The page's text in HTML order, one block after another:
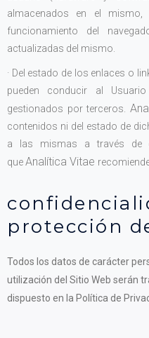
almacenados en el
funcionamiento del
actualizadas del mismo.
· Del estado de los enlaces o
pueden conducir al
gestionados por terceros.
contenidos ni del estado de
a las mismas a través de
queAnalítica Vitae
protección
Todos los datos de carácter
utilización del Sitio Web serán
dispuesto en la Política de